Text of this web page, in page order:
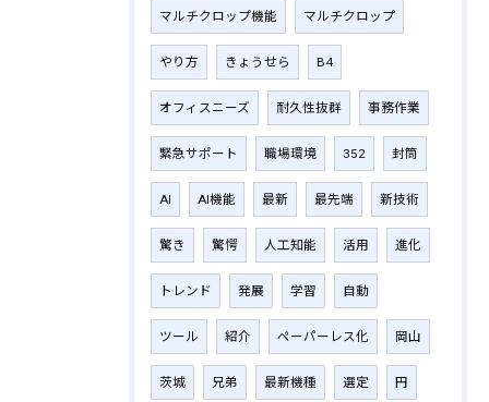
マルチクロップ機能 マルチクロップ
やり方 きょうせら B4
オフィスニーズ 耐久性抜群 事務作業
緊急サポート 職場環境 352 封筒
AI AI機能 最新 最先端 新技術
驚き 驚愕 人工知能 活用 進化
トレンド 発展 学習 自動
ツール 紹介 ペーパーレス化 岡山
茨城 兄弟 最新機種 選定 円